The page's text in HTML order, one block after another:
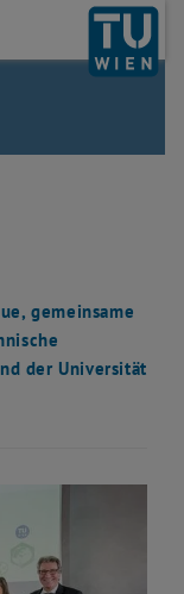
gemeinsame
der Universität